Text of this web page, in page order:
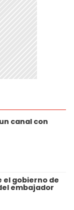
canal con
el gobierno de
embajador